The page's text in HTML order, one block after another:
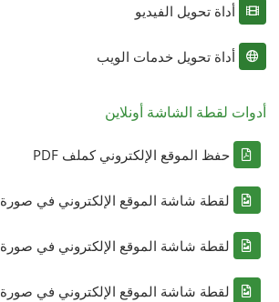
أداة تحويل الفيديو
أداة تحويل خدمات الويب
أدوات لقطة الشاشة أونلاين
حفظ الموقع الإلكتروني كملف PDF
لقطة شاشة الموقع الإلكتروني في صورة JPG
لقطة شاشة الموقع الإلكتروني في صورة PNG
لقطة شاشة الموقع الإلكتروني في صورة TIFF